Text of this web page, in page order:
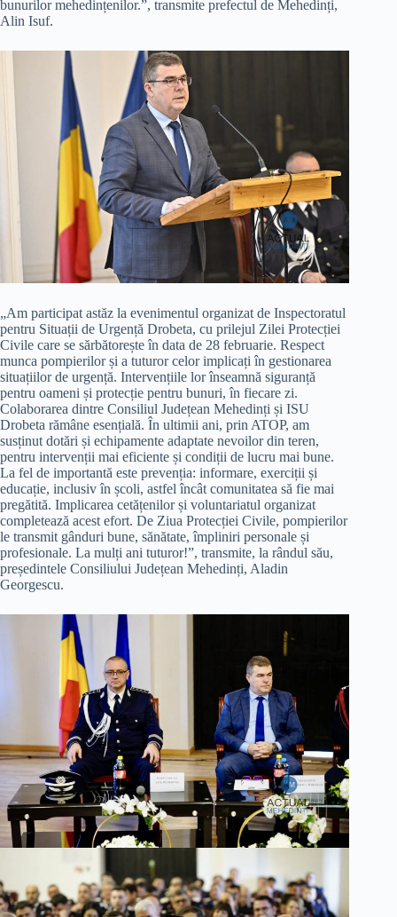
bunurilor mehedințenilor.”, transmite prefectul de Mehedinți,
Alin Isuf.
„Am participat astăz la evenimentul organizat de Inspectoratul
pentru Situații de Urgență Drobeta, cu prilejul Zilei Protecției
Civile care se sărbătorește în data de 28 februarie. Respect
munca pompierilor și a tuturor celor implicați în gestionarea
situațiilor de urgență. Intervențiile lor înseamnă siguranță
pentru oameni și protecție pentru bunuri, în fiecare zi.
Colaborarea dintre Consiliul Județean Mehedinți și ISU
Drobeta rămâne esențială. În ultimii ani, prin ATOP, am
susținut dotări și echipamente adaptate nevoilor din teren,
pentru intervenții mai eficiente și condiții de lucru mai bune.
La fel de importantă este prevenția: informare, exerciții și
educație, inclusiv în școli, astfel încât comunitatea să fie mai
pregătită. Implicarea cetățenilor și voluntariatul organizat
completează acest efort. De Ziua Protecției Civile, pompierilor
le transmit gânduri bune, sănătate, împliniri personale și
profesionale. La mulți ani tuturor!”, transmite, la rândul său,
președintele Consiliului Județean Mehedinți, Aladin
Georgescu.